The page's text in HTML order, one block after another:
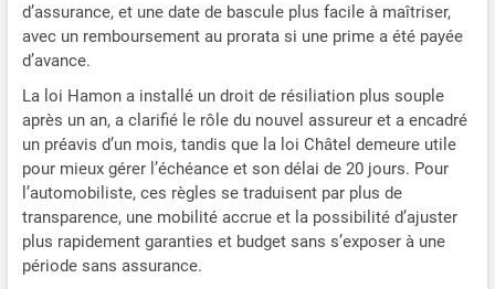
d’assurance, et une date de bascule plus facile à maîtriser,
avec un remboursement au prorata si une prime a été payée
d’avance.
La loi Hamon a installé un droit de résiliation plus souple
après un an, a clarifié le rôle du nouvel assureur et a encadré
un préavis d’un mois, tandis que la loi Châtel demeure utile
pour mieux gérer l’échéance et son délai de 20 jours. Pour
l’automobiliste, ces règles se traduisent par plus de
transparence, une mobilité accrue et la possibilité d’ajuster
plus rapidement garanties et budget sans s’exposer à une
période sans assurance.